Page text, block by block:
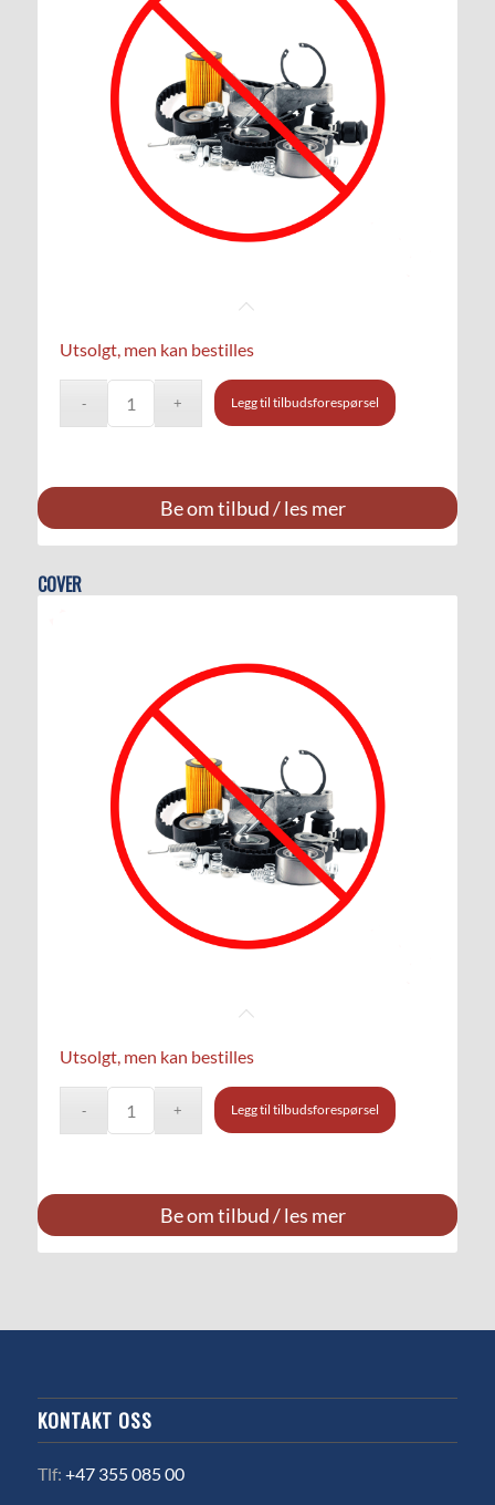
Utsolgt, men kan bestilles
Legg til tilbudsforespørsel
Be om tilbud / les mer
COVER
Utsolgt, men kan bestilles
Legg til tilbudsforespørsel
Be om tilbud / les mer
KONTAKT OSS
Tlf: +47 355 085 00